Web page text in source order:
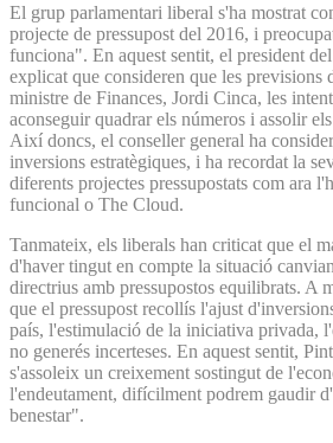
El grup parlamentari liberal s'ha mostrat
projecte de pressupost del 2016, i
funciona". En aquest sentit, el president
explicat que consideren que les previsions
ministre de Finances, Jordi Cinca, les
aconseguir quadrar els números i assolir
Així doncs, el conseller general ha
inversions estratègiques, i ha recordat la
diferents projectes pressupostats com ara
funcional o The Cloud.
Tanmateix, els liberals han criticat que el
d'haver tingut en compte la situació
directrius amb pressupostos equilibrats. A
que el pressupost recollís l'ajust
país, l'estimulació de la iniciativa privada,
no generés incerteses. En aquest sentit,
s'assoleix un creixement sostingut de
l'endeutament, difícilment podrem gaudir
benestar".